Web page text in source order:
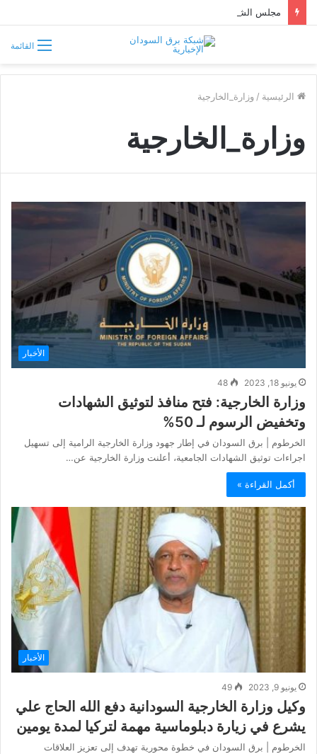
القائمة
الرئيسية / وزارة_الخارجية
وزارة_الخارجية
الأخبار
يونيو 18, 2023 48
وزارة الخارجية: فتح منافذ لتوثيق الشهادات
وتخفيض الرسوم لـ 50%
الخرطوم | برق السودان في إطار جهود وزارة الخارجية الرامية إلى تسهيل
اجراءات توثيق الشهادات الجامعية، أعلنت وزارة الخارجية عن…
أكمل القراءة »
الأخبار
يونيو 9, 2023 49
وكيل وزارة الخارجية السودانية دفع الله الحاج علي
يشرع في زيارة دبلوماسية مهمة لتركيا لمدة يومين
الخرطوم | برق السودان في خطوة محورية تهدف إلى تعزيز العلاقات